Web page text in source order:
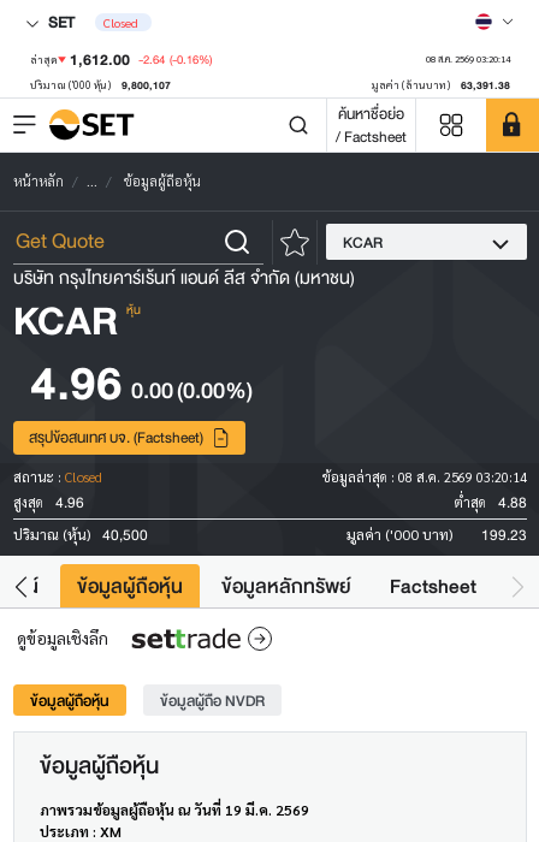
SET Closed
ล่าสุด 1,612.00 -2.64 (-0.16%) 08 ส.ค. 2569 03:20:14
ปริมาณ ('000 หุ้น) 9,800,107 มูลค่า (ล้านบาท) 63,391.38
ค้นหาชื่อย่อ
/ Factsheet
หน้าหลัก ... ข้อมูลผู้ถือหุ้น
KCAR
บริษัท กรุงไทยคาร์เร้นท์ แอนด์ ลีส จำกัด (มหาชน)
KCAR หุ้น
4.96 0.00(0.00%)
สรุปข้อสนเทศ บจ. (Factsheet)
สถานะ : Closed ข้อมูลล่าสุด : 08 ส.ค. 2569 03:20:14
สูงสุด
4.96 ต่ำสุด 4.88
ปริมาณ (หุ้น) 40,500 มูลค่า ('000 บาท) 199.23
ยชน์ ข้อมูลผู้ถือหุ้น ข้อมูลหลักทรัพย์ Factsheet
ดูข้อมูลเชิงลึก
ข้อมูลผู้ถือหุ้น ข้อมูลผู้ถือ NVDR
ข้อมูลผู้ถือหุ้น
ภาพรวมข้อมูลผู้ถือหุ้น ณ วันที่ 19 มี.ค. 2569
ประเภท : XM